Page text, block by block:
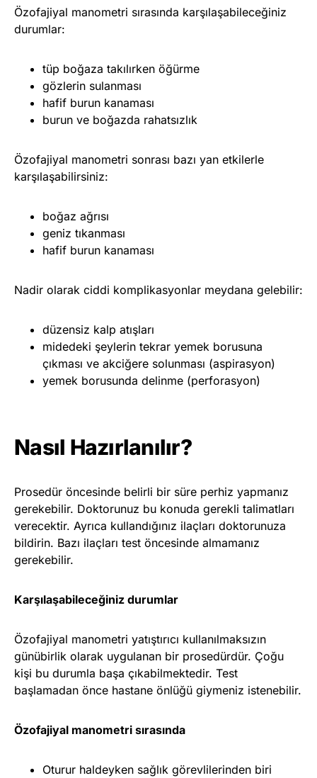
Özofajiyal manometri sırasında karşılaşabileceğiniz
durumlar:
tüp boğaza takılırken öğürme
gözlerin sulanması
hafif burun kanaması
burun ve boğazda rahatsızlık
Özofajiyal manometri sonrası bazı yan etkilerle
karşılaşabilirsiniz:
boğaz ağrısı
geniz tıkanması
hafif burun kanaması
Nadir olarak ciddi komplikasyonlar meydana gelebilir:
düzensiz kalp atışları
midedeki şeylerin tekrar yemek borusuna
çıkması ve akciğere solunması (aspirasyon)
yemek borusunda delinme (perforasyon)
Nasıl Hazırlanılır?
Prosedür öncesinde belirli bir süre perhiz yapmanız
gerekebilir. Doktorunuz bu konuda gerekli talimatları
verecektir. Ayrıca kullandığınız ilaçları doktorunuza
bildirin. Bazı ilaçları test öncesinde almamanız
gerekebilir.
Karşılaşabileceğiniz durumlar
Özofajiyal manometri yatıştırıcı kullanılmaksızın
günübirlik olarak uygulanan bir prosedürdür. Çoğu
kişi bu durumla başa çıkabilmektedir. Test
başlamadan önce hastane önlüğü giymeniz istenebilir.
Özofajiyal manometri sırasında
Oturur haldeyken sağlık görevlilerinden biri